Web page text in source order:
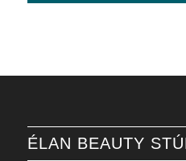
ÉLAN BEAUTY